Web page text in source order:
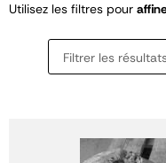
Utilisez les filtres pour
Filtrer les